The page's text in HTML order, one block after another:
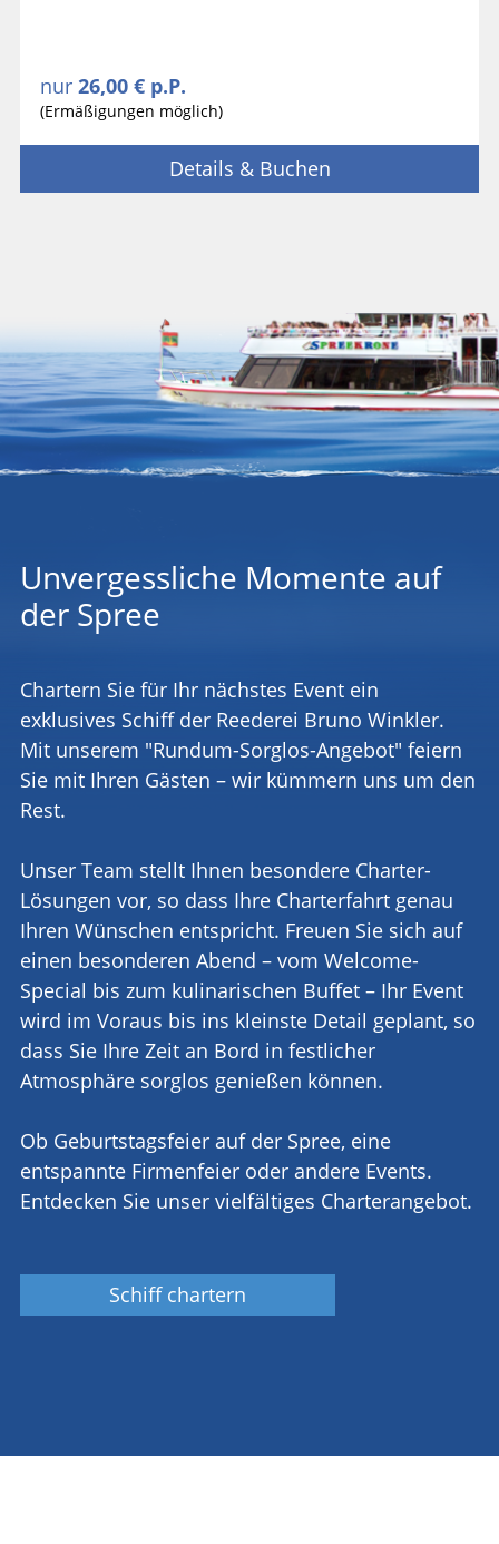
nur 26,00 € p.P.
(Ermäßigungen möglich)
Details & Buchen
Unvergessliche Momente auf
der Spree
Chartern Sie für Ihr nächstes Event ein
exklusives Schiff der Reederei Bruno Winkler.
Mit unserem "Rundum-Sorglos-Angebot" feiern
Sie mit Ihren Gästen – wir kümmern uns um den
Rest.
Unser Team stellt Ihnen besondere Charter-
Lösungen vor, so dass Ihre Charterfahrt genau
Ihren Wünschen entspricht. Freuen Sie sich auf
einen besonderen Abend – vom Welcome-
Special bis zum kulinarischen Buffet – Ihr Event
wird im Voraus bis ins kleinste Detail geplant, so
dass Sie Ihre Zeit an Bord in festlicher
Atmosphäre sorglos genießen können.
Ob Geburtstagsfeier auf der Spree, eine
entspannte Firmenfeier oder andere Events.
Entdecken Sie unser vielfältiges Charterangebot.
Schiff chartern